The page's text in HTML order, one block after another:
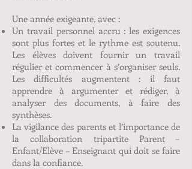
Une année exigeante, avec :
Un travail personnel accru : les exigences
sont plus fortes et le rythme est soutenu.
Les élèves doivent fournir un travail
régulier et commencer à s’organiser seuls.
Les difficultés augmentent : il faut
apprendre à argumenter et rédiger, à
analyser des documents, à faire des
synthèses.
La vigilance des parents et l’importance de
la collaboration tripartite Parent –
Enfant/Elève – Enseignant qui doit se faire
dans la confiance.